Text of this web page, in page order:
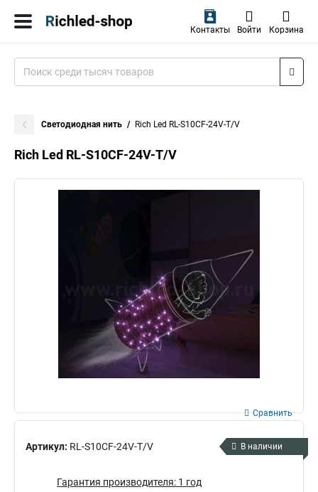
Контакты Войти Корзина
Светодиодная нить Rich Led RL-S10CF-24V-T/V
Rich Led RL-S10CF-24V-T/V
Артикул: RL-S10CF-24V-T/V
Сравнить
В наличии
Гарантия производителя: 1 год